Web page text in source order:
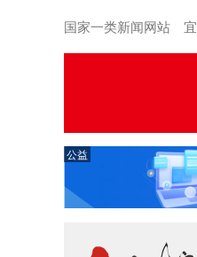
国家一类新闻网站
公益